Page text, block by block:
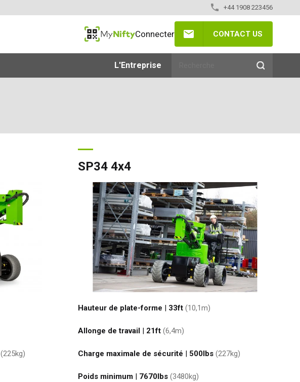
+44 1908 223456
MyNifty
Connecter CONTACT US
L'Entreprise
(225kg)
SP34 4x4
Hauteur de plate-forme | 33ft (10,1m)
Allonge de travail| 21ft (6,4m)
Charge maximale de sécurité | 500lbs (227kg)
Poids minimum| 7670lbs (3480kg)